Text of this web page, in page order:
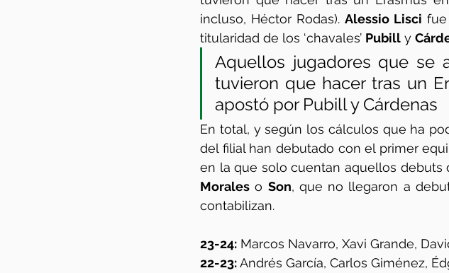
incluso, Héctor Rodas). Alessio Lisci
titularidad de los ‘chavales’ Pubill y
Aquellos jugadores que se
tuvieron que hacer tras un
apostó por Pubill y Cárdenas
En total, y según los cálculos que ha
del filial han debutado con el primer
Morales o Son, que no llegaron a
contabilizan.
23-24: Marcos Navarro, Xavi Grande,
22-23: Andrés García, Carlos Giménez,